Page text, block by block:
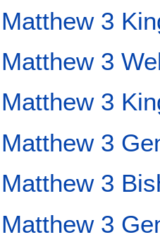
Matthew 3
Matthew 3
Matthew 3
Matthew 3
Matthew 3
Matthew 3